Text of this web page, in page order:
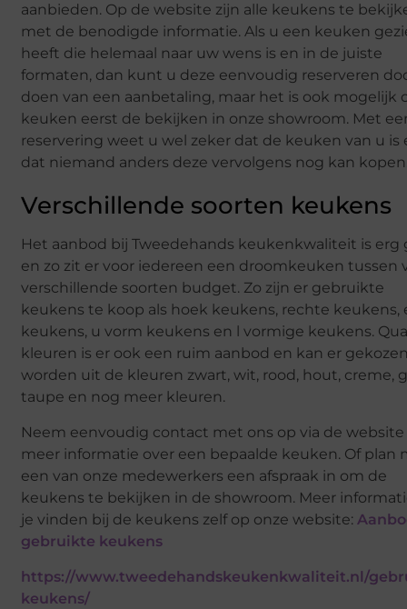
aanbieden. Op de website zijn alle keukens te
met de benodigde informatie. Als u een keuken
heeft die helemaal naar uw wens is en in de juiste
formaten, dan kunt u deze eenvoudig reserveren
doen van een aanbetaling, maar het is ook mogelijk
keuken eerst de bekijken in onze showroom. Met
reservering weet u wel zeker dat de keuken van u is
dat niemand anders deze vervolgens nog kan
Verschillende soorten keukens
Het aanbod bij Tweedehands keukenkwaliteit is erg
en zo zit er voor iedereen een droomkeuken tussen
verschillende soorten budget. Zo zijn er gebruikte
keukens te koop als hoek keukens, rechte keukens,
keukens, u vorm keukens en l vormige keukens.
kleuren is er ook een ruim aanbod en kan er
worden uit de kleuren zwart, wit, rood, hout, creme,
taupe en nog meer kleuren.
Neem eenvoudig contact met ons op via de website
meer informatie over een bepaalde keuken. Of plan
een van onze medewerkers een afspraak in om de
keukens te bekijken in de showroom. Meer
je vinden bij de keukens zelf op onze website:
gebruikte keukens
https://www.tweedehandskeukenkwaliteit.nl/
keukens/